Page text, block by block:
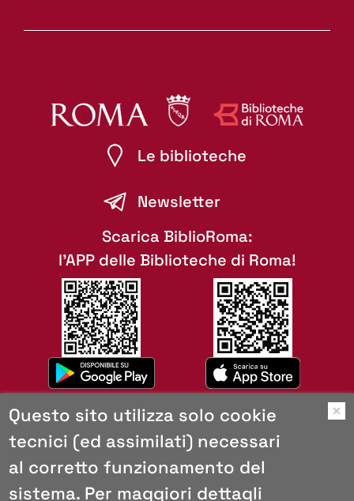
Le biblioteche
Newsletter
Scarica BiblioRoma:
l'APP delle Biblioteche di Roma!
Mappa del sito
Copyright
Browser consigliati
Questo sito utilizza solo cookie
tecnici (ed assimilati) necessari
al corretto funzionamento del
sistema. Per maggiori dettagli